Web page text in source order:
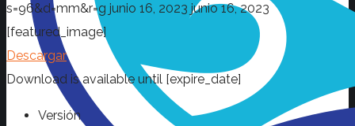
s=96&d=mm&r=g junio 16, 2023 junio 16, 2023
[featured_image]
Descargar
Download is available until [expire_date]
Versión